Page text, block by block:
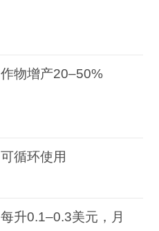
作物增产20–50%
可循环使用
每升0.1–0.3美元，月